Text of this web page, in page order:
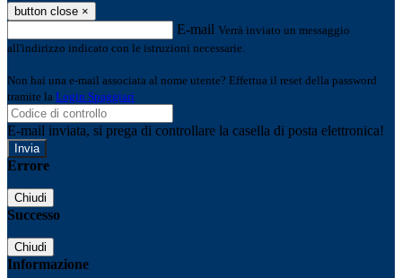
button close ×
E-mail Verrà inviato un messaggio
all'indirizzo indicato con le istruzioni necessarie.
Non hai una e-mail associata al nome utente? Effettua il reset della password
tramite la Login Spaggiari
E-mail inviata, si prega di controllare la casella di posta elettronica!
Errore
Chiudi
Successo
Chiudi
Informazione